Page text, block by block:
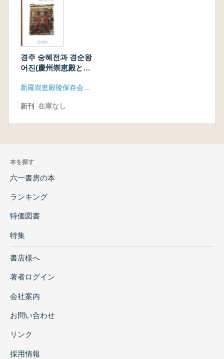
경주 숭혜전과 경순왕
어진(慶州崇恵殿と恵
新刊 在庫なし
本を探す
六一書房の本
ランキング
特価図書
特集
書店様へ
著者ログイン
会社案内
お問い合わせ
リンク
採用情報